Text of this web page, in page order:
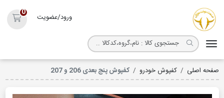
ورود/عضویت
0
صفحه اصلی کفپوش خودرو کفپوش پنج بعدی 206 و 207